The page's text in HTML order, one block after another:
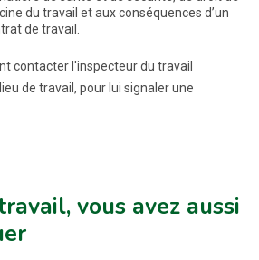
du travail et aux conséquences d’un
de travail.
contacter l'inspecteur du travail
de travail, pour lui signaler une
vous avez aussi